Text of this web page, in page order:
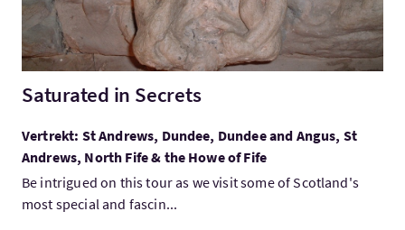
Saturated in Secrets
Vertrekt: St Andrews, Dundee, Dundee and Angus, St
Andrews, North Fife & the Howe of Fife
Be intrigued on this tour as we visit some of Scotland's
most special and fascin...